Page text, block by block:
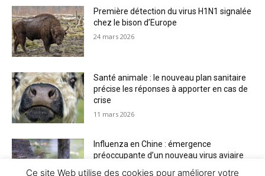
Première détection du virus H1N1 signalée
chez le bison d’Europe
24 mars 2026
Santé animale : le nouveau plan sanitaire
précise les réponses à apporter en cas de
crise
11 mars 2026
Influenza en Chine : émergence
préoccupante d’un nouveau virus aviaire
Ce site Web utilise des cookies pour améliorer votre